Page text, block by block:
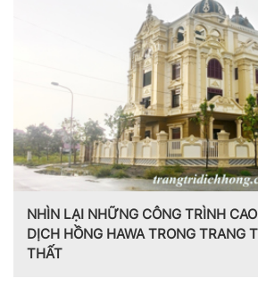
Trang trí nội thất theo phong cách